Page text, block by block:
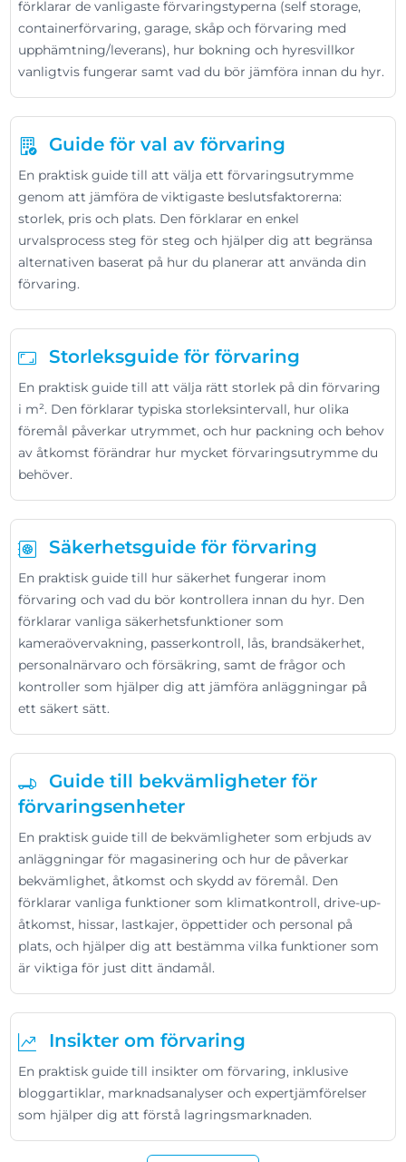
förklarar de vanligaste förvaringstyperna (self storage,
containerförvaring, garage, skåp och förvaring med
upphämtning/leverans), hur bokning och hyresvillkor
vanligtvis fungerar samt vad du bör jämföra innan du hyr.
Guide för val av förvaring
En praktisk guide till att välja ett förvaringsutrymme
genom att jämföra de viktigaste beslutsfaktorerna:
storlek, pris och plats. Den förklarar en enkel
urvalsprocess steg för steg och hjälper dig att begränsa
alternativen baserat på hur du planerar att använda din
förvaring.
Storleksguide för förvaring
En praktisk guide till att välja rätt storlek på din förvaring
i m². Den förklarar typiska storleksintervall, hur olika
föremål påverkar utrymmet, och hur packning och behov
av åtkomst förändrar hur mycket förvaringsutrymme du
behöver.
Säkerhetsguide för förvaring
En praktisk guide till hur säkerhet fungerar inom
förvaring och vad du bör kontrollera innan du hyr. Den
förklarar vanliga säkerhetsfunktioner som
kameraövervakning, passerkontroll, lås, brandsäkerhet,
personalnärvaro och försäkring, samt de frågor och
kontroller som hjälper dig att jämföra anläggningar på
ett säkert sätt.
Guide till bekvämligheter för
förvaringsenheter
En praktisk guide till de bekvämligheter som erbjuds av
anläggningar för magasinering och hur de påverkar
bekvämlighet, åtkomst och skydd av föremål. Den
förklarar vanliga funktioner som klimatkontroll, drive-up-
åtkomst, hissar, lastkajer, öppettider och personal på
plats, och hjälper dig att bestämma vilka funktioner som
är viktiga för just ditt ändamål.
Insikter om förvaring
En praktisk guide till insikter om förvaring, inklusive
bloggartiklar, marknadsanalyser och expertjämförelser
som hjälper dig att förstå lagringsmarknaden.